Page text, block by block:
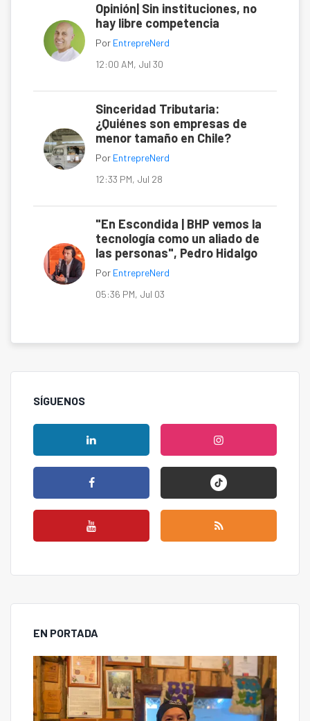
Opinión| Sin instituciones, no
hay libre competencia
Por EntrepreNerd
12:00 AM, Jul 30
Sinceridad Tributaria:
¿Quiénes son empresas de
menor tamaño en Chile?
Por EntrepreNerd
12:33 PM, Jul 28
"En Escondida | BHP vemos la
tecnología como un aliado de
las personas", Pedro Hidalgo
Por EntrepreNerd
05:36 PM, Jul 03
SÍGUENOS
EN PORTADA